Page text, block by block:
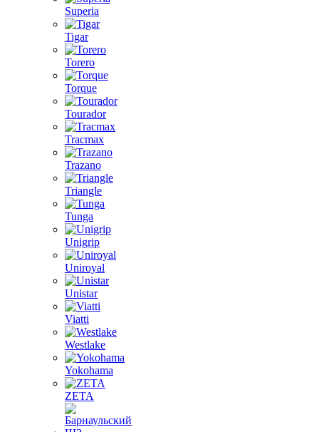
Superia
Tigar
Torero
Torque
Tourador
Tracmax
Trazano
Triangle
Tunga
Unigrip
Uniroyal
Unistar
Viatti
Westlake
Yokohama
ZETA